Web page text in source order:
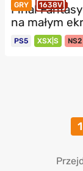
GRY 1638V
Final
na małym
PS5 XSX|S NS2
1